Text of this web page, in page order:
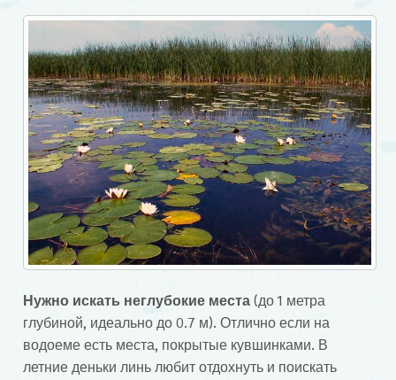
Нужно искать неглубокие места(до 1 метра
глубиной, идеально до 0.7 м). Отлично если на
водоеме есть места, покрытые кувшинками. В
летние деньки линь любит отдохнуть и поискать